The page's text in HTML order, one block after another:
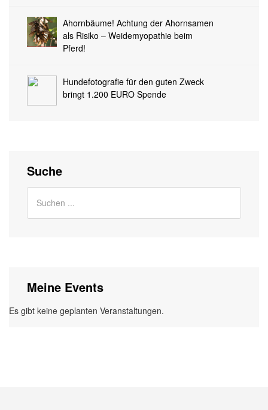
Ahornbäume! Achtung der Ahornsamen
als Risiko – Weidemyopathie beim
Pferd!
Hundefotografie für den guten Zweck
bringt 1.200 EURO Spende
Suche
Meine Events
Es gibt keine geplanten Veranstaltungen.